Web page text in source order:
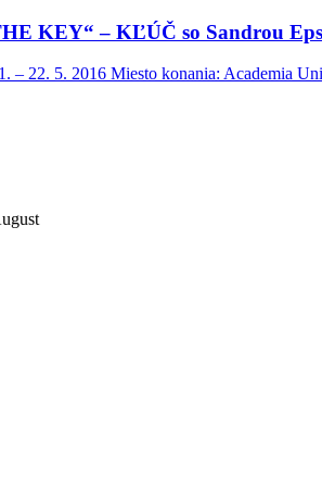
KEY“ – KĽÚČ so Sandrou
– 22. 5. 2016 Miesto konania: Academia